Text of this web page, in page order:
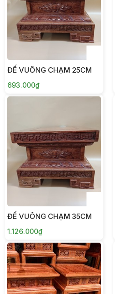
ĐẾ VUÔNG CHẠM 25CM
693.000₫
ĐẾ VUÔNG CHẠM 35CM
1.126.000₫